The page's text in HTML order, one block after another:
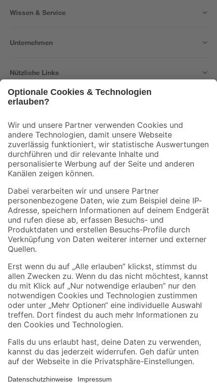
Wissen & Service
Unternehmen
Nützliche Links
Der toom Newsletter: Keine Angebote und Aktionen mehr verpassen!
Zur Newsletter Anmeldung
Folge uns
Zahlungsarten Versandarten
Sicher einkaufen
Jetzt die toom-App herunterladen
Alle Preisangaben in EUR inkl. gesetzl. MwSt.. Die dargestellten Angebote sind unter
Umständen nicht in allen Märkten verfügbar. Die angegebenen Verfügbarkeiten beziehen
Produkte nur solange der Vorrat reicht.